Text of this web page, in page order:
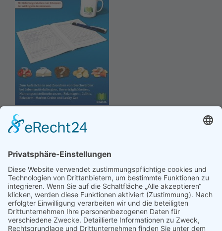
Hinweis an unsere Leser: Wir erstellen für Sie
Informationsseiten. Die Informationen enthalten Affiliate
links zu Amazon, in diesem Zusammenhang erhalten wir
von Partnern eine Provision, sofern ein Kauf zustande
kommt. Für Sie ändert sich dadurch nichts.